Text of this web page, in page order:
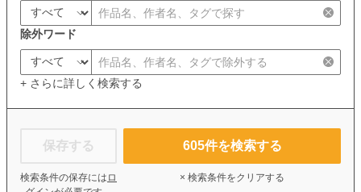
除外ワード
+ さらに詳しく検索する
保存する
検索条件の保存には ロ
605件を検索する
× 検索条件をクリアする